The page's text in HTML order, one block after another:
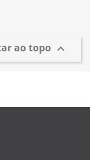
ao topo 